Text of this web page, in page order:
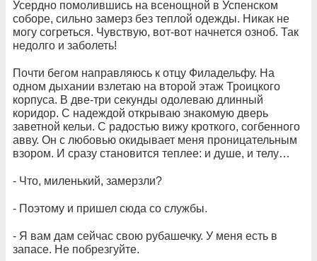
Усердно помолившись на всенощной в Успенском
соборе, сильно замерз без теплой одежды. Никак не
могу согреться. Чувствую, вот-вот начнется озноб. Так
недолго и заболеть!
Почти бегом направляюсь к отцу Филадельфу. На
одном дыхании взлетаю на второй этаж Троицкого
корпуса. В две-три секунды одолеваю длинный
коридор. С надеждой открываю знакомую дверь
заветной кельи. С радостью вижу кроткого, согбенного
авву. Он с любовью окидывает меня проницательным
взором. И сразу становится теплее: и душе, и телу…
- Что, миленький, замерзли?
- Поэтому и пришел сюда со службы.
- Я вам дам сейчас свою рубашечку. У меня есть в
запасе. Не побрезгуйте.